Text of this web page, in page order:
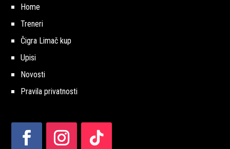
Home
Treneri
Čigra Limač kup
Upisi
Novosti
Pravila privatnosti